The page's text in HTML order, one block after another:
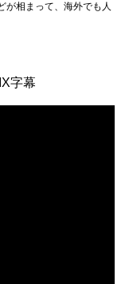
が相まって、海外でも人
字幕